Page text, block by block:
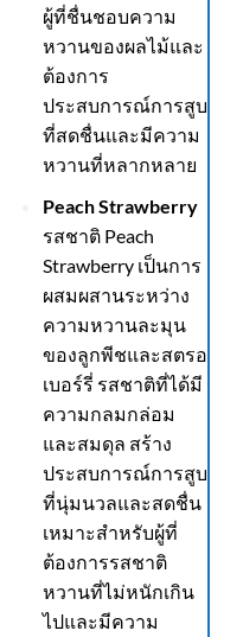
ผู้ที่ชื่นชอบความ
หวานของผลไม้และ
ต้องการ
ประสบการณ์การสูบ
ที่สดชื่นและมีความ
หวานที่หลากหลาย
Peach Strawberry
รสชาติ Peach
Strawberry เป็นการ
ผสมผสานระหว่าง
ความหวานละมุน
ของลูกพีชและสตรอ
เบอร์รี่ รสชาติที่ได้มี
ความกลมกล่อม
และสมดุล สร้าง
ประสบการณ์การสูบ
ที่นุ่มนวลและสดชื่น
เหมาะสำหรับผู้ที่
ต้องการรสชาติ
หวานที่ไม่หนักเกิน
ไปและมีความ